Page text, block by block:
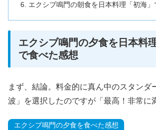
エクシブ鳴門の朝食を日本料理「初海」
エクシブ鳴門の夕食を日本料
で食べた感想
まず、結論。料金的に真ん中のスタンダ
波」を選択したのですが「最高！非常に
エクシブ鳴門の夕食を食べた感想